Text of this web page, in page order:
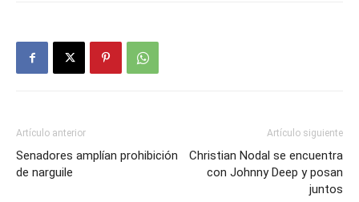
Artículo anterior
Senadores amplían prohibición
de narguile
Artículo siguiente
Christian Nodal se encuentra
con Johnny Deep y posan
juntos